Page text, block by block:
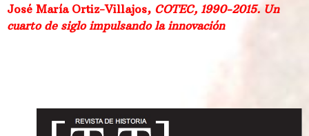
José María Ortiz-Villajos, COTEC, 1990-2015. Un
cuarto de siglo impulsando la innovación